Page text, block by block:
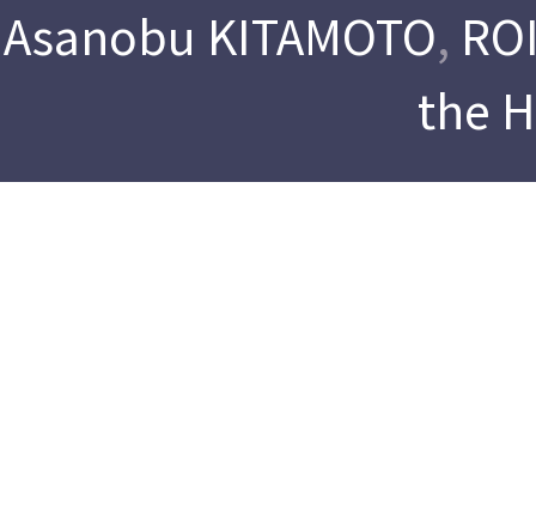
Asanobu KITAMOTO,
the